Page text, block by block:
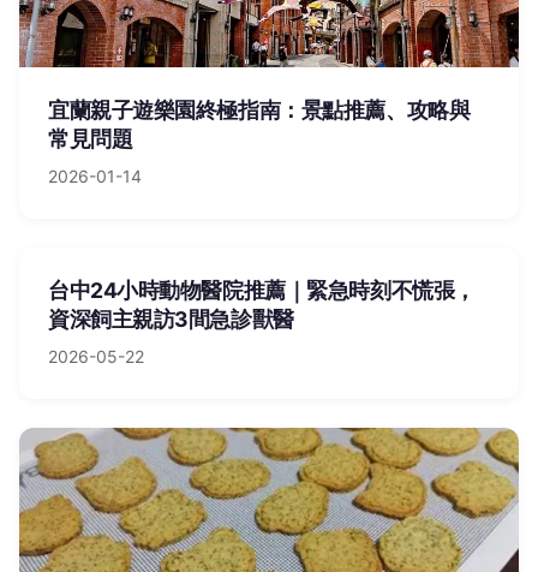
宜蘭親子遊樂園終極指南：景點推薦、攻略與
常見問題
2026-01-14
台中24小時動物醫院推薦｜緊急時刻不慌張，
資深飼主親訪3間急診獸醫
2026-05-22